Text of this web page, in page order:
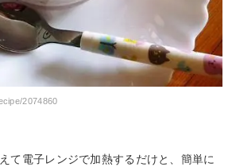
2074860
て電子レンジで加熱するだけと、簡単に